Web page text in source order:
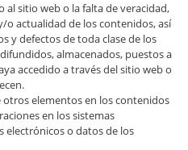
al sitio web o la falta de veracidad,
actualidad de los contenidos, así
y defectos de toda clase de los
almacenados, puestos a
accedido a través del sitio web o
otros elementos en los contenidos
en los sistemas
o datos de los